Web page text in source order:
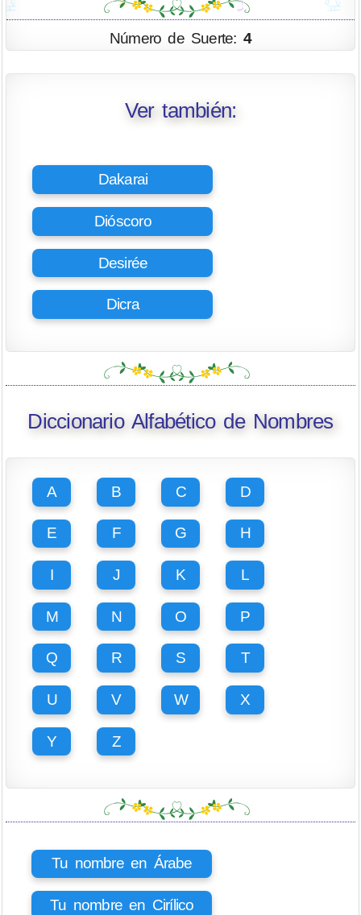
Número de Suerte: 4
Ver también:
Dakarai
Dióscoro
Desirée
Dicra
Diccionario Alfabético de Nombres
A B C D
E F G H
I J K L
M N O P
Q R S T
U V W X
Y Z
Tu nombre en Árabe
Tu nombre en Cirílico